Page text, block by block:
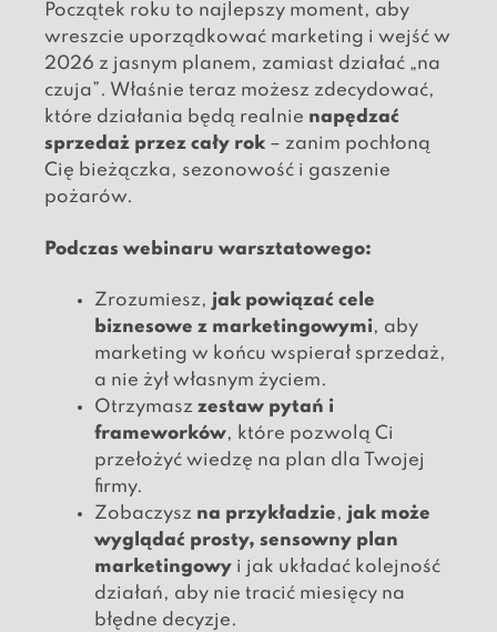
Początek roku to najlepszy moment, aby
wreszcie uporządkować marketing i wejść w
2026 z jasnym planem, zamiast działać „na
czuja”. Właśnie teraz możesz zdecydować,
które działania będą realnie napędzać
sprzedaż przez cały rok – zanim pochłoną
Cię bieżączka, sezonowość i gaszenie
pożarów.
Podczas webinaru warsztatowego:
Zrozumiesz, jak powiązać cele
biznesowe z marketingowymi, aby
marketing w końcu wspierał sprzedaż,
a nie żył własnym życiem.
Otrzymasz zestaw pytań i
frameworków, które pozwolą Ci
przełożyć wiedzę na plan dla Twojej
firmy.
Zobaczysz na przykładzie, jak może
wyglądać prosty, sensowny plan
marketingowy i jak układać kolejność
działań, aby nie tracić miesięcy na
błędne decyzje.